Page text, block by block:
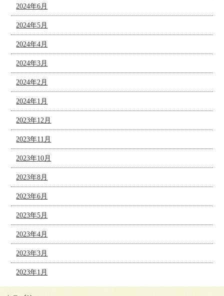
2024年6月
2024年5月
2024年4月
2024年3月
2024年2月
2024年1月
2023年12月
2023年11月
2023年10月
2023年8月
2023年6月
2023年5月
2023年4月
2023年3月
2023年1月